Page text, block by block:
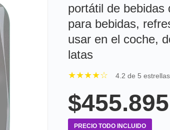
portátil de bebidas
para bebidas,
usar en el coche,
latas
★★★★☆ 4.2 de 5
$455.895
PRECIO TODO INCLUIDO